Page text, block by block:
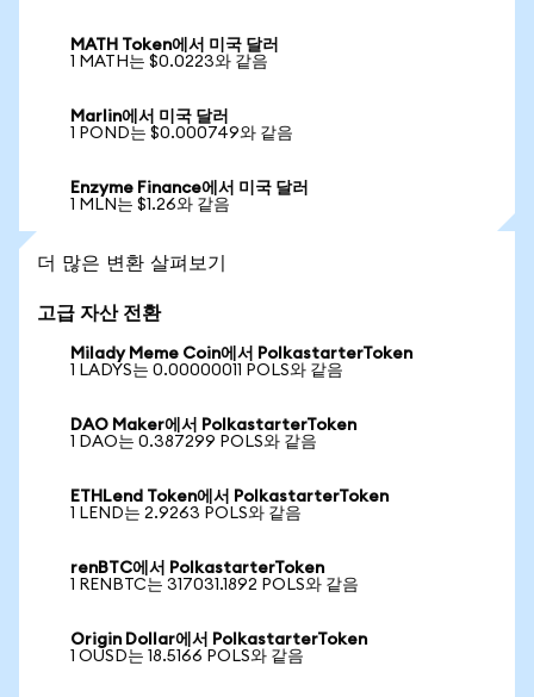
MATH Token에서 미국 달러
1 MATH는 $0.0223와 같음
Marlin에서 미국 달러
1 POND는 $0.000749와 같음
Enzyme Finance에서 미국 달러
1 MLN는 $1.26와 같음
더 많은 변환 살펴보기
고급 자산 전환
Milady Meme Coin에서 PolkastarterToken
1 LADYS는 0.00000011 POLS와 같음
DAO Maker에서 PolkastarterToken
1 DAO는 0.387299 POLS와 같음
ETHLend Token에서 PolkastarterToken
1 LEND는 2.9263 POLS와 같음
renBTC에서 PolkastarterToken
1 RENBTC는 317031.1892 POLS와 같음
Origin Dollar에서 PolkastarterToken
1 OUSD는 18.5166 POLS와 같음